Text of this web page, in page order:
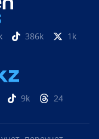
386k
1k
9k 24